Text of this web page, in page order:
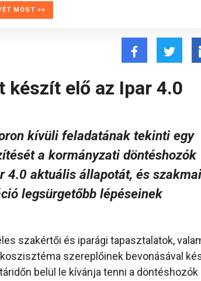
MOST >>
elő az Ipar 4.0
kívüli feladatának tekinti egy
a kormányzati döntéshozók
4.0 aktuális állapotát, és szakmai
legsürgetőbb lépéseinek
szakértői és iparági tapasztalatok,
szereplőinek bevonásával
belül le kívánja tenni a döntéshozók